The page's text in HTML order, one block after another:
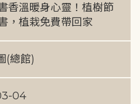
香溫暖身心靈！植樹節
，植栽免費帶回家
(總館)
04